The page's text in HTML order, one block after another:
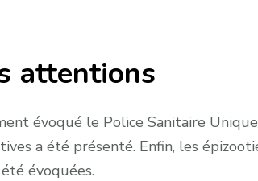
attentions
évoqué le Police Sanitaire
a été présenté. Enfin, les
évoquées.